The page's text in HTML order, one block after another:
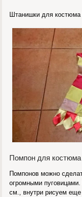
Штанишки для костюма
Помпон для
Помпонов можно
огромными
см., внутри рисуем